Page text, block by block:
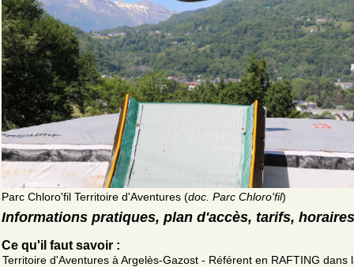
Parc Chloro'fil Territoire d'Aventures (doc. Parc Chloro'fil)
Informations pratiques, plan d'accès, tarifs, horaires
Ce qu'il faut savoir :
Territoire d'Aventures à Argelès-Gazost - Référent en RAFTING dans